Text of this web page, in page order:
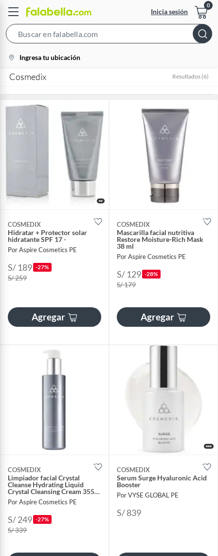
Inicia sesión
Bar
location-
icon
Ingresa tu ubicación
Cosmedix Resultados (6)
COSMEDIX
Hidratar + Protector solar
hidratante SPF 17 -
Por Aspire Cosmetics PE
S/ 189 -27%
S/ 259
Agregar
COSMEDIX
Mascarilla facial nutritiva
Restore Moisture-Rich Mask
38 ml
Por Aspire Cosmetics PE
S/ 129 -28%
S/ 179
Agregar
COSMEDIX
Limpiador facial Crystal
Cleanse Hydrating Liquid
Crystal Cleansing Cream 355
ml
Por Aspire Cosmetics PE
S/ 249 -27%
S/ 339
COSMEDIX
Serum Surge Hyaluronic Acid
Booster
Por VYSE GLOBAL PE
S/ 839